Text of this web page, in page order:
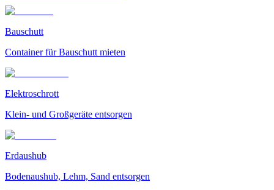
Bauschutt
Container für Bauschutt mieten
Elektroschrott
Klein- und Großgeräte entsorgen
Erdaushub
Bodenaushub, Lehm, Sand entsorgen